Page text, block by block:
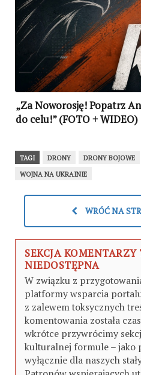
„Za Noworosję! Popatrz
do celu!” (FOTO + WIDEO)
TAGI DRONY DRONY BOJOWE
WOJNA NA UKRAINIE
WRÓĆ NA
SEKCJA
NIEDOSTĘPNA
W związku z
platformy wsparcia
z zalewem toksycznych
komentowania została
wkrótce przywrócimy
kulturalnej formule – jako
wyłącznie dla naszych